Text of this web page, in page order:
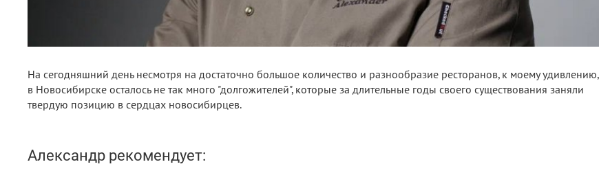
На сегодняшний день несмотря на достаточно большое количество и разнообразие ресторанов, к моему удивлению,
в Новосибирске осталось не так много "долгожителей", которые за длительные годы своего существования заняли
твердую позицию в сердцах новосибирцев.
Александр рекомендует: